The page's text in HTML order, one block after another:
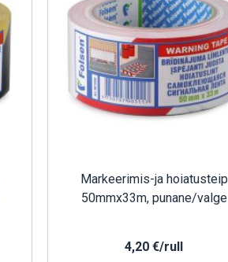
Markeerimis-ja hoiatusteip
50mmx33m, punane/valge
4,20 €/rull